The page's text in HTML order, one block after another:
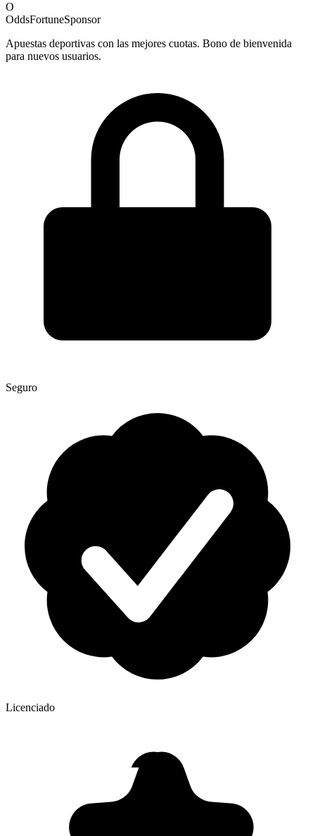
O
OddsFortuneSponsor
Apuestas deportivas con las mejores cuotas. Bono de bienvenida
para nuevos usuarios.
Seguro
Licenciado